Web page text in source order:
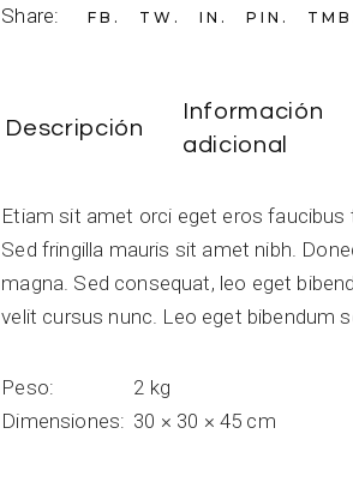
Share: FB TW IN PIN TMB
Descripción
Información
adicional
Etiam sit amet orci eget eros faucibus
Sed fringilla mauris sit amet nibh.
magna. Sed consequat, leo eget
velit cursus nunc. Leo eget bibendum
Peso
2 kg
Dimensiones
30 × 30 × 45 cm